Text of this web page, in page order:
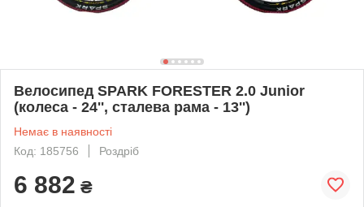
Велосипед SPARK FORESTER 2.0 Junior
(колеса - 24'', сталева рама - 13'')
Немає в наявності
Код: 185756
Роздріб
6 882 ₴